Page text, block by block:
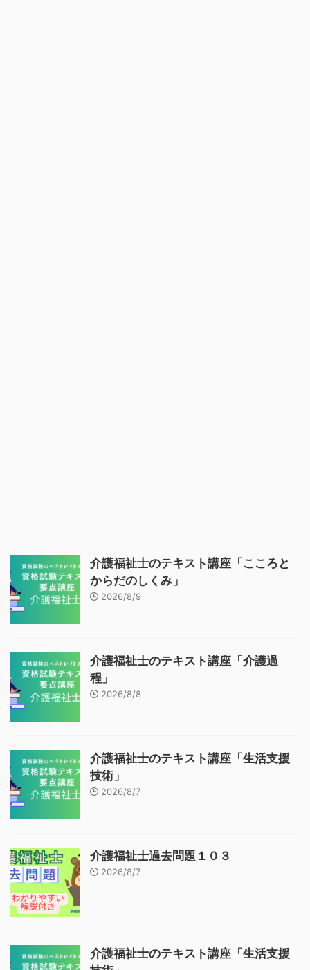
介護福祉士のテキスト講座「こころと
からだのしくみ」
2026/8/9
介護福祉士のテキスト講座「介護過
程」
2026/8/8
介護福祉士のテキスト講座「生活支援
技術」
2026/8/7
介護福祉士過去問題１０３
2026/8/7
介護福祉士のテキスト講座「生活支援